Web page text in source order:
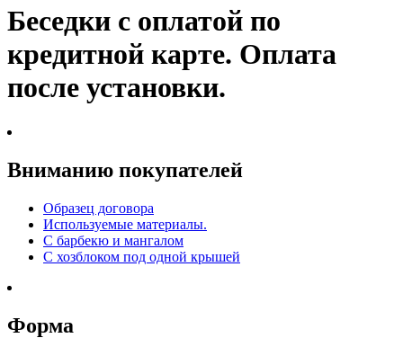
Беседки с оплатой по
кредитной карте. Оплата
после установки.
Вниманию покупателей
Образец договора
Используемые материалы.
С барбекю и мангалом
С хозблоком под одной крышей
Форма